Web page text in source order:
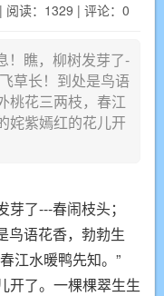
读：1329 | 评论：0
！瞧，柳树发芽了-
草长！到处是鸟语
桃花三两枝，春江
姹紫嫣红的花儿开
了---春闹枝头；
鸟语花香，勃勃生
江水暖鸭先知。”
开了。一棵棵翠生生